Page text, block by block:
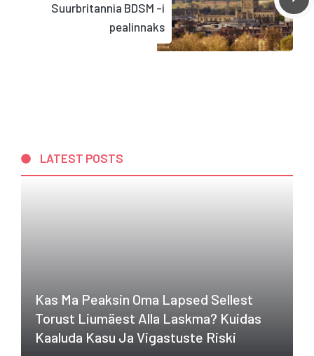
Suurbritannia BDSM -i
pealinnaks
LATEST POSTS
Kas Ma Peaksin Oma Lapsed Sellest
Torust Liumäest Alla Laskma? Kuidas
Kaaluda Kasu Ja Vigastuste Riski